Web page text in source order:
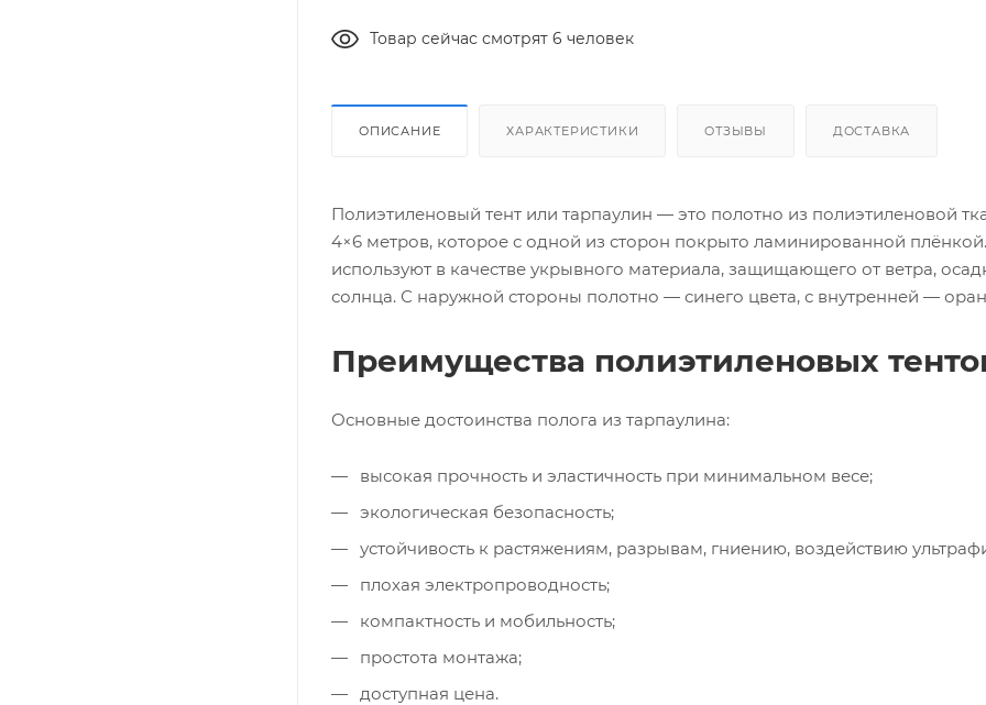
Товар сейчас смотрят 6 человек
ОПИСАНИЕ ХАРАКТЕРИСТИКИ ОТЗЫВЫ ДОСТАВКА
Полиэтиленовый тент или тарпаулин — это полотно из полиэтиленовой
4×6 метров, которое с одной из сторон покрыто ламинированной
используют в качестве укрывного материала, защищающего от ветра,
солнца. С наружной стороны полотно — синего цвета, с внутренней —
Преимущества полиэтиленовых
Основные достоинства полога из тарпаулина:
высокая прочность и эластичность при минимальном весе;
экологическая безопасность;
устойчивость к растяжениям, разрывам, гниению, воздействию
плохая электропроводность;
компактность и мобильность;
простота монтажа;
доступная цена.